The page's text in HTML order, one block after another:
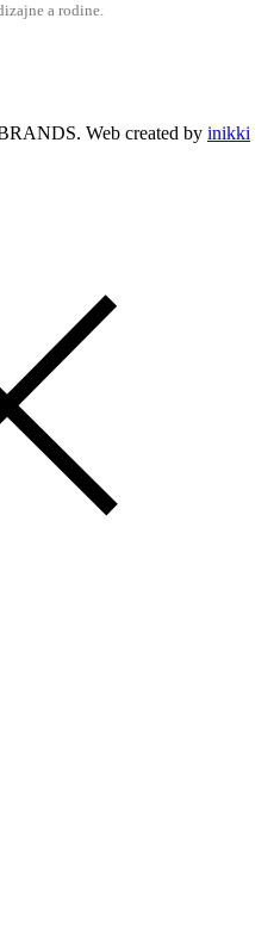
a rodine.
Web created by inikki